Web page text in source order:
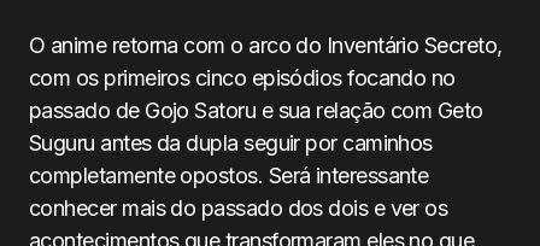
O anime retorna com o arco do Inventário Secreto,
com os primeiros cinco episódios focando no
passado de Gojo Satoru e sua relação com Geto
Suguru antes da dupla seguir por caminhos
completamente opostos. Será interessante
conhecer mais do passado dos dois e ver os
acontecimentos que transformaram eles no que